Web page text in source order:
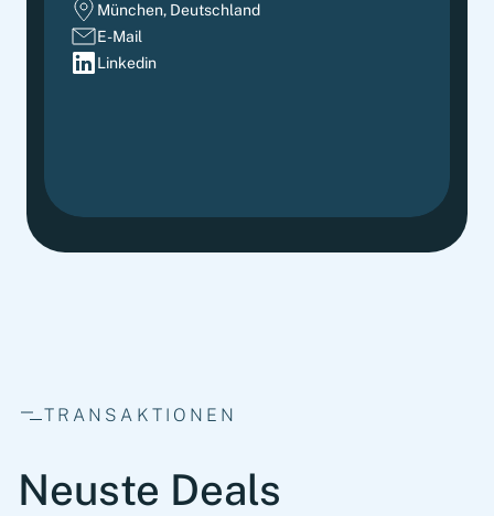
München, Deutschland
E-Mail
Linkedin
TRANSAKTIONEN
Neuste Deals